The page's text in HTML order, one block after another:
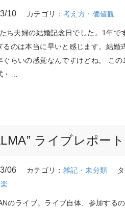
10 カテゴリ： 考え方・価値観
ち夫婦の結婚記念日でした。1年で
るのは本当に早いと感じます。結婚
ぐらいの感覚なんですけどね。 この
・…
ライブレポート
06 カテゴリ： 雑記・未分類
のライブ。ライブ自体、参加する